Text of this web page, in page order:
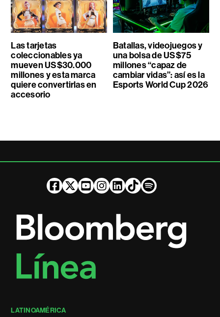
Las tarjetas
coleccionables ya
mueven US$30.000
millones y esta marca
quiere convertirlas en
accesorio
Batallas, videojuegos y
una bolsa de US$75
millones “capaz de
cambiar vidas”: así es la
Esports World Cup 2026
LATINOAMÉRICA